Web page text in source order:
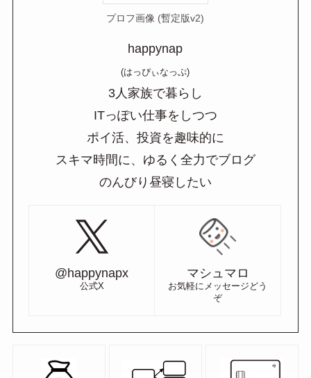
プロフ画像 (暫定版v2)
happynap
(はっぴぃなっぷ)
3人家族で暮らし
ITっぽい仕事をしつつ
ポイ活、投資を趣味的に
スキマ時間に、ゆるく全力でブログ
のんびり昼寝したい
@happynapx
公式X
マシュマロ
お気軽にメッセージどう
ぞ